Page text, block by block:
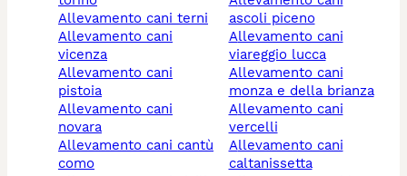
allevamento cani terni
allevamento cani
vicenza
allevamento cani
pistoia
allevamento cani
novara
allevamento cani cantù
como
ascoli piceno
allevamento cani
viareggio lucca
allevamento cani
monza e della brianza
allevamento cani
vercelli
allevamento cani
caltanissetta